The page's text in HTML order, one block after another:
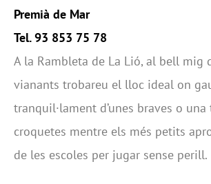
Premià de Mar
Tel. 93 853 75 78
A la Rambleta de La Lió, al bell mig
vianants trobareu el lloc ideal on
tranquil·lament d’unes braves o una
croquetes mentre els més petits
de les escoles per jugar sense perill.